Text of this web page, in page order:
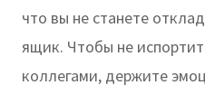
что вы не станете
ящик. Чтобы не
коллегами, держите